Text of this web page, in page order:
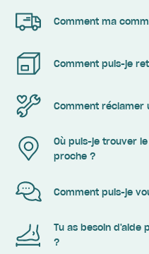
Comment ma
Comment puis-je
Comment réclamer
Où puis-je trouver
proche ?
Comment puis-je
Tu as besoin d'aide
?